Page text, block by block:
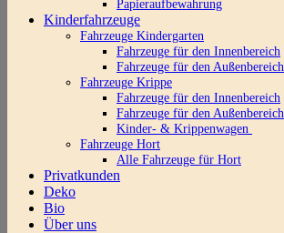
Papieraufbewahrung
Kinderfahrzeuge
Fahrzeuge Kindergarten
Fahrzeuge für den Innenbereich
Fahrzeuge für den Außenbereich
Fahrzeuge Krippe
Fahrzeuge für den Innenbereich
Fahrzeuge für den Außenbereich
Kinder- & Krippenwagen
Fahrzeuge Hort
Alle Fahrzeuge für Hort
Privatkunden
Deko
Bio
Über uns